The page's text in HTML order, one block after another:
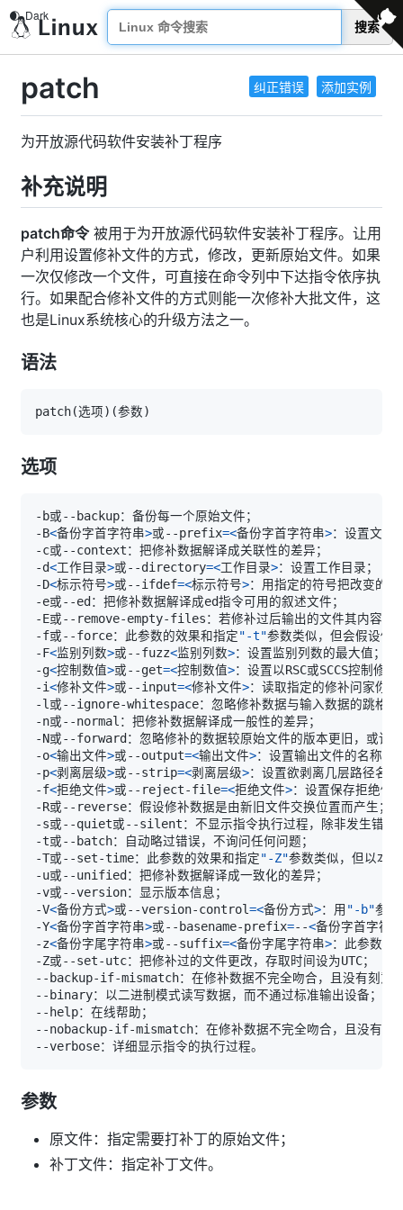
搜索
纠正错误 添加实例
patch
为开放源代码软件安装补丁程序
补充说明
patch命令被用于为开放源代码软件安装补丁程序。让用
户利用设置修补文件的方式，修改，更新原始文件。如果
一次仅修改一个文件，可直接在命令列中下达指令依序执
行。如果配合修补文件的方式则能一次修补大批文件，这
也是Linux系统核心的升级方法之一。
语法
patch(选项) (参数)
选项
-B<备份字首字符串>或--prefix=<备份字首字符串>
-d<工作目录>或--directory=<工作目录>
-D<标示符号>或--ifdef=<标示符号>
-f或--force：此参数的效果和指定"-t"
-F<监别列数>或--fuzz<监别列数>
-g<控制数值>或--get=<控制数值>
-i<修补文件>或--input=<修补文件>
-o<输出文件>或--output=<输出文件>
-p<剥离层级>或--strip=<剥离层级>
-f<拒绝文件>或--reject-file=<拒绝文件>
-T或--set-time：此参数的效果和指定"-Z"
-V<备份方式>或--version-control=<备份方式>：用 "-b"参数
-Y<备份字首字符串>或--basename-prefix=--<备份字首字符串
-z<备份字尾字符串>或--suffix=<备份字尾字符串>：此参数的
参数
原文件：指定需要打补丁的原始文件；
补丁文件：指定补丁文件。